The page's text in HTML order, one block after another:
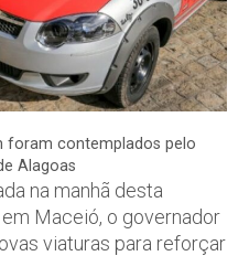
foram contemplados pelo
Alagoas
na manhã desta
Maceió, o governador
viaturas para reforçar